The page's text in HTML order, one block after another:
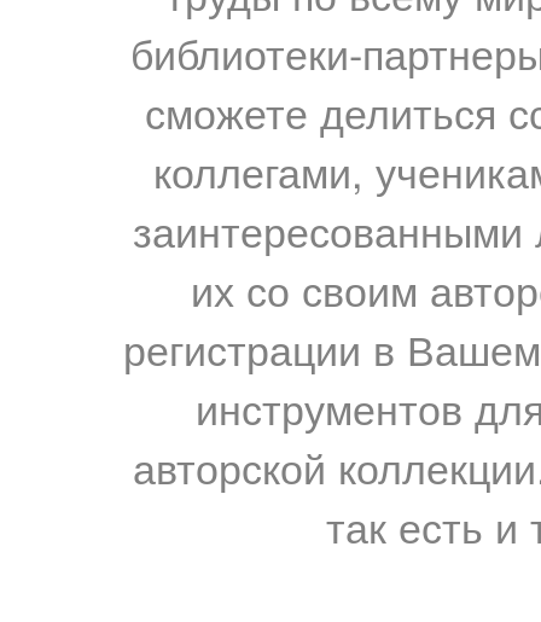
библиотеки-
сможете делиться
коллегами,
их со своим
регистрации в
инструментов
авторской
так есть и